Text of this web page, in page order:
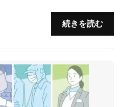
続きを読む